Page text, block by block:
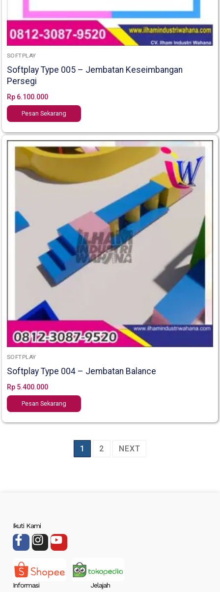
SOFTPLAY
Softplay Type 005 – Jembatan Keseimbangan
Persegi
Rp6.100.000
Pesan Sekarang
SOFTPLAY
Softplay Type 004 – Jembatan Balance
Rp5.400.000
Pesan Sekarang
1 2 NEXT
Jelajah
Informasi
Ikuti Kami